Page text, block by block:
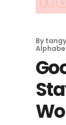
By